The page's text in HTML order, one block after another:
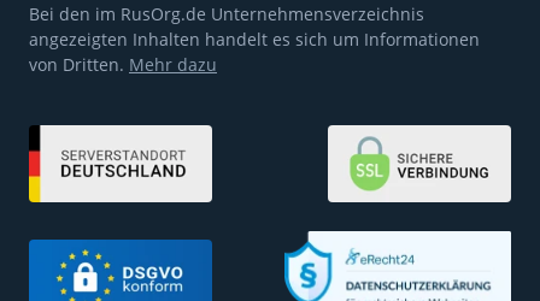
Bei den im RusOrg.de Unternehmensverzeichnis
angezeigten Inhalten handelt es sich um Informationen
von Dritten. Mehr dazu